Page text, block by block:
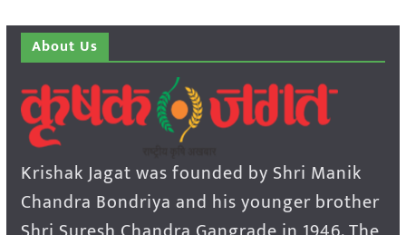
About Us
Krishak Jagat was founded by Shri Manik
Chandra Bondriya and his younger brother